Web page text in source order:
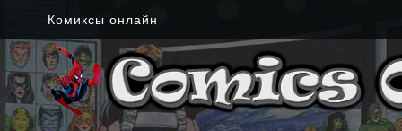
Комиксы онлайн